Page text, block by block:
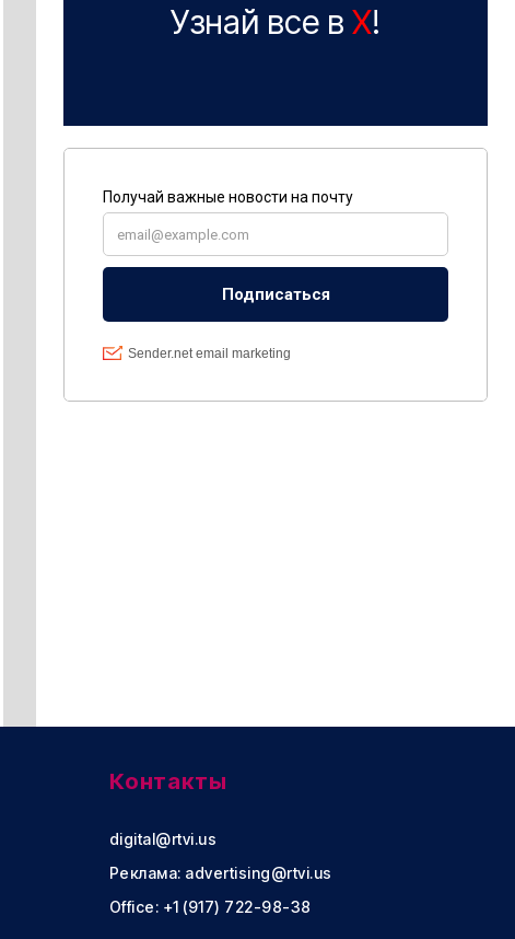
Узнай все в X!
Контакты
digital@rtvi.us
Реклама: advertising@rtvi.us
Office: +1 (917) 722-98-38